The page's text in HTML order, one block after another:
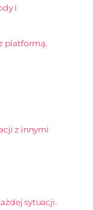
i
platformą.
z innymi
sytuacji.